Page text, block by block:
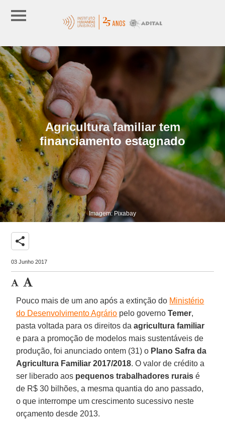
Agricultura familiar tem
financiamento estagnado
Imagem: Pixabay
share
03 Junho 2017
Pouco mais de um ano após a extinção do Ministério
do Desenvolvimento Agrário pelo governoTemer,
pasta voltada para os direitos daagricultura familiar
e para a promoção de modelos mais sustentáveis de
produção, foi anunciado ontem (31) o Plano Safra da
Agricultura Familiar 2017/2018. O valor de crédito a
ser liberado aos pequenos trabalhadores rurais é
de R$ 30 bilhões, a mesma quantia do ano passado,
o que interrompe um crescimento sucessivo neste
orçamento desde 2013.